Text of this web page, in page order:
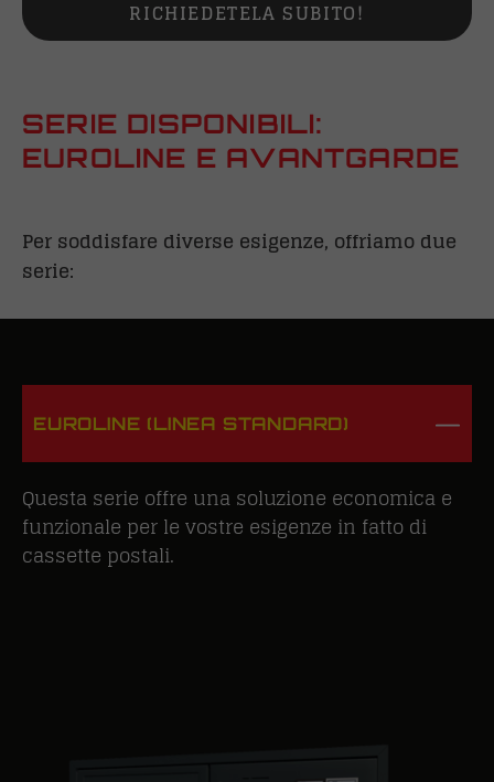
RICHIEDETELA SUBITO!
SERIE DISPONIBILI:
EUROLINE E AVANTGARDE
Per soddisfare diverse esigenze, offriamo due
serie:
EUROLINE (LINEA STANDARD)
Questa serie offre una soluzione economica e
funzionale per le vostre esigenze in fatto di
cassette postali.